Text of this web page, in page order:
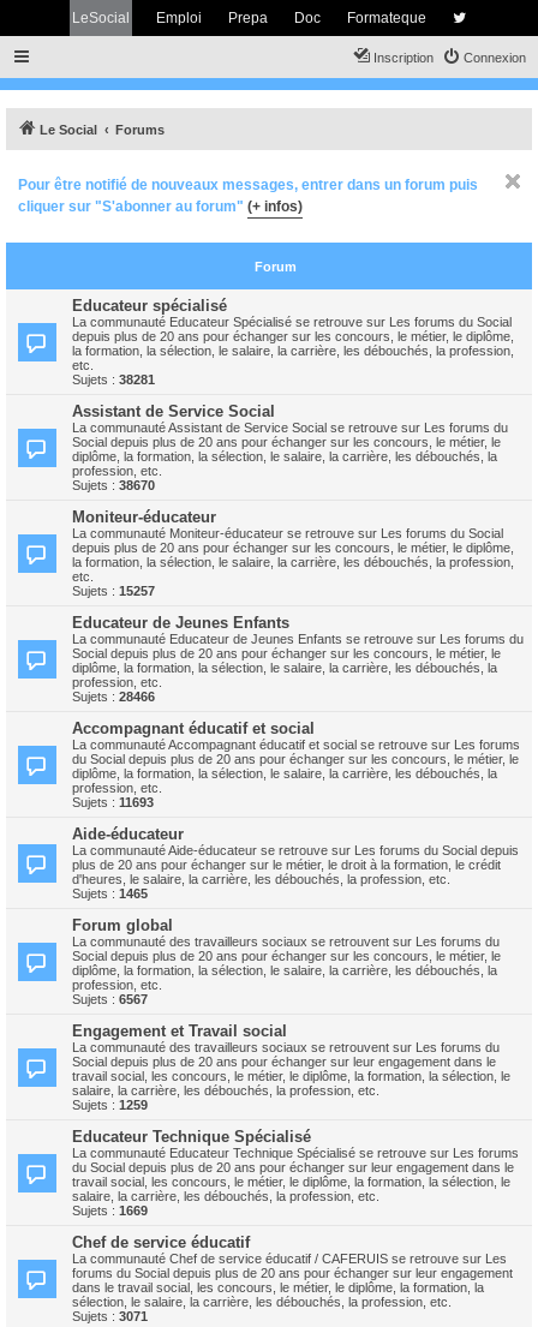
LeSocial Emploi Prepa Doc Formateque
Connexion
Inscription
Le Social Forums
Pour être notifié de nouveaux messages, entrer dans un forum puis
cliquer sur "S'abonner au forum" (+ infos)
Forum
Educateur spécialisé
La communauté Educateur Spécialisé se retrouve sur Les forums du Social
depuis plus de 20 ans pour échanger sur les concours, le métier, le diplôme,
la formation, la sélection, le salaire, la carrière, les débouchés, la profession,
etc.
Sujets : 38281
Assistant de Service Social
La communauté Assistant de Service Social se retrouve sur Les forums du
Social depuis plus de 20 ans pour échanger sur les concours, le métier, le
diplôme, la formation, la sélection, le salaire, la carrière, les débouchés, la
profession, etc.
Sujets : 38670
Moniteur-éducateur
La communauté Moniteur-éducateur se retrouve sur Les forums du Social
depuis plus de 20 ans pour échanger sur les concours, le métier, le diplôme,
la formation, la sélection, le salaire, la carrière, les débouchés, la profession,
etc.
Sujets : 15257
Educateur de Jeunes Enfants
La communauté Educateur de Jeunes Enfants se retrouve sur Les forums du
Social depuis plus de 20 ans pour échanger sur les concours, le métier, le
diplôme, la formation, la sélection, le salaire, la carrière, les débouchés, la
profession, etc.
Sujets : 28466
Accompagnant éducatif et social
La communauté Accompagnant éducatif et social se retrouve sur Les forums
du Social depuis plus de 20 ans pour échanger sur les concours, le métier, le
diplôme, la formation, la sélection, le salaire, la carrière, les débouchés, la
profession, etc.
Sujets : 11693
Aide-éducateur
La communauté Aide-éducateur se retrouve sur Les forums du Social depuis
plus de 20 ans pour échanger sur le métier, le droit à la formation, le crédit
d'heures, le salaire, la carrière, les débouchés, la profession, etc.
Sujets : 1465
Forum global
La communauté des travailleurs sociaux se retrouvent sur Les forums du
Social depuis plus de 20 ans pour échanger sur les concours, le métier, le
diplôme, la formation, la sélection, le salaire, la carrière, les débouchés, la
profession, etc.
Sujets : 6567
Engagement et Travail social
La communauté des travailleurs sociaux se retrouvent sur Les forums du
Social depuis plus de 20 ans pour échanger sur leur engagement dans le
travail social, les concours, le métier, le diplôme, la formation, la sélection, le
salaire, la carrière, les débouchés, la profession, etc.
Sujets : 1259
Educateur Technique Spécialisé
La communauté Educateur Technique Spécialisé se retrouve sur Les forums
du Social depuis plus de 20 ans pour échanger sur leur engagement dans le
travail social, les concours, le métier, le diplôme, la formation, la sélection, le
salaire, la carrière, les débouchés, la profession, etc.
Sujets : 1669
Chef de service éducatif
La communauté Chef de service éducatif / CAFERUIS se retrouve sur Les
forums du Social depuis plus de 20 ans pour échanger sur leur engagement
dans le travail social, les concours, le métier, le diplôme, la formation, la
sélection, le salaire, la carrière, les débouchés, la profession, etc.
Sujets : 3071